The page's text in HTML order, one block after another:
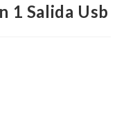
1 Salida Usb